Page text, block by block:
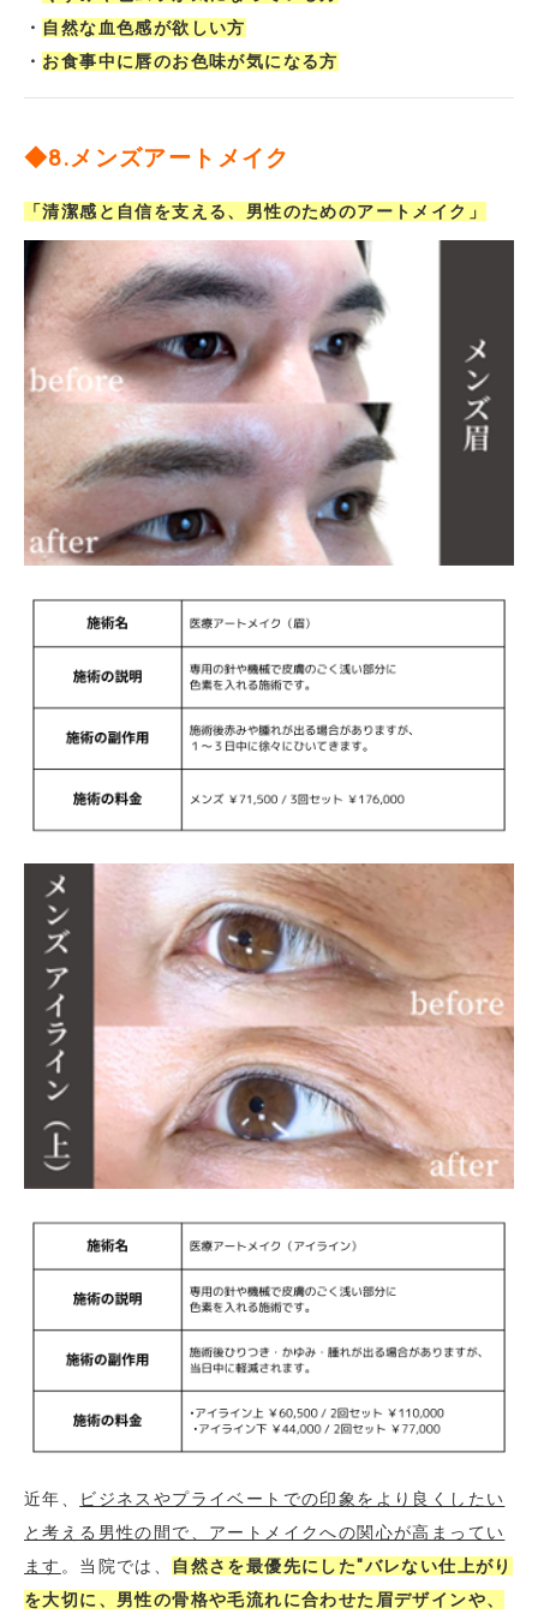
・ 自然な血色感が欲しい方
・ お食事中に唇のお色味が気になる方
◆8.メンズアートメイク
「清潔感と自信を支える、男性のためのアートメイク」
近年、
ビジネスやプライベートでの印象をより良くしたい
と考える男性の間で、アートメイクへの関心が高まってい
ます 。当院では、
自然さを最優先にした"バレない仕上がり
を大切に、男性の骨格や毛流れに合わせた眉デザインや、